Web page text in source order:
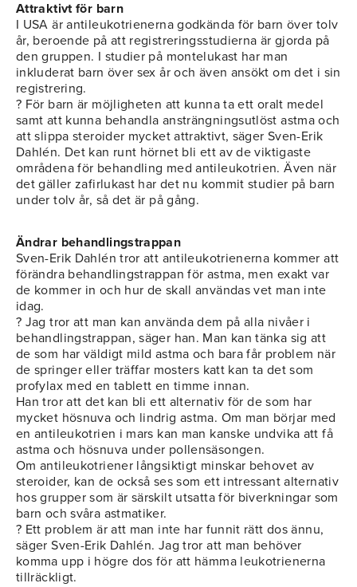
Attraktivt för barn
I USA är antileukotrienerna godkända för barn över tolv
år, beroende på att registreringsstudierna är gjorda på
den gruppen. I studier på montelukast har man
inkluderat barn över sex år och även ansökt om det i sin
registrering.
? För barn är möjligheten att kunna ta ett oralt medel
samt att kunna behandla ansträngningsutlöst astma och
att slippa steroider mycket attraktivt, säger Sven-Erik
Dahlén. Det kan runt hörnet bli ett av de viktigaste
områdena för behandling med antileukotrien. Även när
det gäller zafirlukast har det nu kommit studier på barn
under tolv år, så det är på gång.
Ändrar behandlingstrappan
Sven-Erik Dahlén tror att antileukotrienerna kommer att
förändra behandlingstrappan för astma, men exakt var
de kommer in och hur de skall användas vet man inte
idag.
? Jag tror att man kan använda dem på alla nivåer i
behandlingstrappan, säger han. Man kan tänka sig att
de som har väldigt mild astma och bara får problem när
de springer eller träffar mosters katt kan ta det som
profylax med en tablett en timme innan.
Han tror att det kan bli ett alternativ för de som har
mycket hösnuva och lindrig astma. Om man börjar med
en antileukotrien i mars kan man kanske undvika att få
astma och hösnuva under pollensäsongen.
Om antileukotriener långsiktigt minskar behovet av
steroider, kan de också ses som ett intressant alternativ
hos grupper som är särskilt utsatta för biverkningar som
barn och svåra astmatiker.
? Ett problem är att man inte har funnit rätt dos ännu,
säger Sven-Erik Dahlén. Jag tror att man behöver
komma upp i högre dos för att hämma leukotrienerna
tillräckligt.